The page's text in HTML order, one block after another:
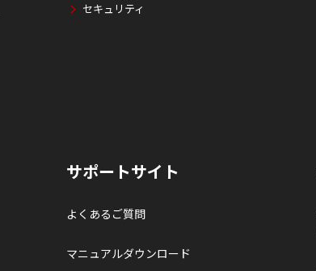
セキュリティ
サポートサイト
よくあるご質問
マニュアルダウンロード